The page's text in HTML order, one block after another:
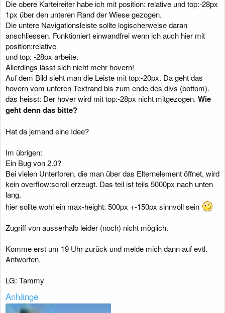
Die obere Karteireiter habe ich mit position: relative und top:-28px
1px über den unteren Rand der Wiese gezogen.
Die untere Navigationsleiste sollte logischerweise daran
anschliessen. Funktioniert einwandfrei wenn ich auch hier mit
position:relative
und top: -28px arbeite.
Allerdings lässt sich nicht mehr hovern!
Auf dem Bild sieht man die Leiste mit top:-20px. Da geht das
hovern vom unteren Textrand bis zum ende des divs (bottom).
das heisst: Der hover wird mit top:-28px nicht mitgezogen. Wie
geht denn das bitte?
Hat da jemand eine Idee?
Im übrigen:
Ein Bug von 2.0?
Bei vielen Unterforen, die man über das Elternelement öffnet, wird
kein overflow:scroll erzeugt. Das teil ist teils 5000px nach unten
lang.
hier sollte wohl ein max-height: 500px +-150px sinnvoll sein
Zugriff von ausserhalb leider (noch) nicht möglich.
Komme erst um 19 Uhr zurück und melde mich dann auf evtl.
Antworten.
LG: Tammy
Anhänge